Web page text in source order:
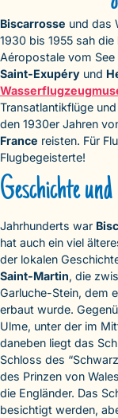
Biscarrosse und das
1930 bis 1955 sah die
Aéropostale vom See
Saint-Exupéry und
Transatlantikflüge
den 1930er Jahren
France reisten. Für
Flugbegeisterte!
Geschichte
Jahrhunderts war
hat auch ein viel
der lokalen
Saint-Martin, die
Garluche-Stein, dem
erbaut wurde.
Ulme, unter der im
daneben liegt das
Schloss des
des Prinzen von
die Engländer. Das
besichtigt werden,